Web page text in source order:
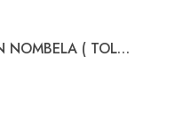
PISO Y LOCAL EN VENTA EN NOMBELA ( TOLEDO )